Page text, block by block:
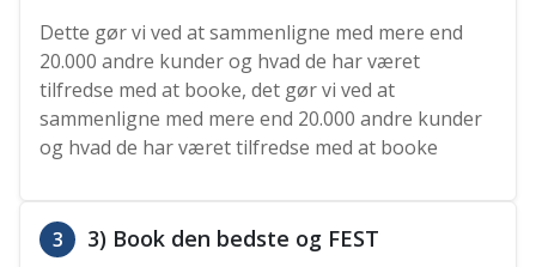
Dette gør vi ved at sammenligne med mere end
20.000 andre kunder og hvad de har været
tilfredse med at booke, det gør vi ved at
sammenligne med mere end 20.000 andre kunder
og hvad de har været tilfredse med at booke
3 3) Book den bedste og FEST